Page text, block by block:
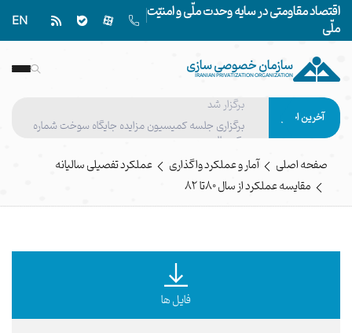
اقتصاد مقاومتی در سایه وحدت ملّی و امنیّت
ملّی
EN
سازمان خصوصی سازی
IRANIAN PRIVATIZATION ORGANIZATION
آخرین اخبار
برگزاری جلسه کمیسیون مزایده جایگاه سوخت شماره
یک چالوس
هفتاد و یکمین جلسه کارگروه تخصصی هیأت واگذاری
صفحه اصلی آمار و عملکرد واگذاری
عملکرد تفصیلی سالیانه
مقایسه عملکرد از سال 80تا 82
فایل ها